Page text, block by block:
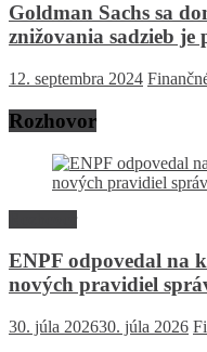
Goldman Sachs sa
znižovania sadzieb
12. septembra 2024
Rozhovor
ENPF odpovedal na
nových pravidiel
30. júla 202630. júla 2026